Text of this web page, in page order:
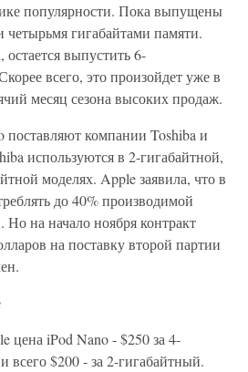
популярности. Пока выпущены
четырьмя гигабайтами памяти.
выпустить 6-
всего, это произойдет уже в
месяц сезона высоких продаж.
компании Toshiba и
используются в 2-гигабайтной,
моделях. Apple заявила, что в
до 40% производимой
на начало ноября контракт
на поставку второй партии
цена iPod Nano - $250 за 4-
всего $200 - за 2-гигабайтный.